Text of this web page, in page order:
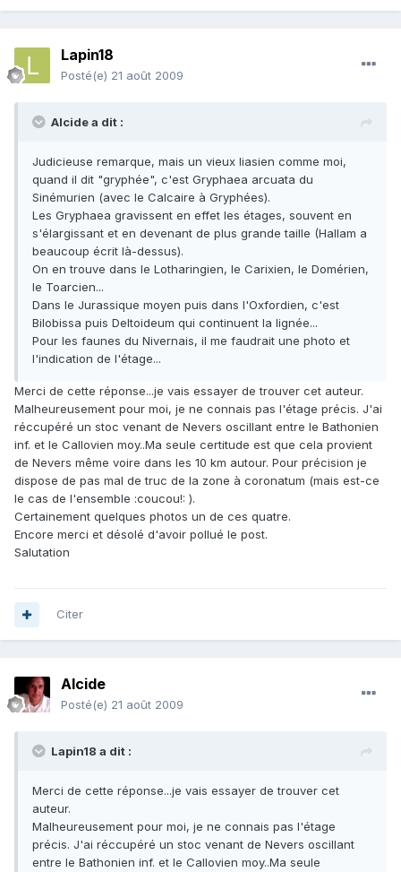
Lapin18
Posté(e) 21 août 2009
Alcide a dit :
Judicieuse remarque, mais un vieux liasien comme moi,
quand il dit "gryphée", c'est Gryphaea arcuata du
Sinémurien (avec le Calcaire à Gryphées).
Les Gryphaea gravissent en effet les étages, souvent en
s'élargissant et en devenant de plus grande taille (Hallam a
beaucoup écrit là-dessus).
On en trouve dans le Lotharingien, le Carixien, le Domérien,
le Toarcien...
Dans le Jurassique moyen puis dans l'Oxfordien, c'est
Bilobissa puis Deltoideum qui continuent la lignée...
Pour les faunes du Nivernais, il me faudrait une photo et
l'indication de l'étage...
Merci de cette réponse...je vais essayer de trouver cet auteur.
Malheureusement pour moi, je ne connais pas l'étage précis. J'ai
réccupéré un stoc venant de Nevers oscillant entre le Bathonien
inf. et le Callovien moy..Ma seule certitude est que cela provient
de Nevers même voire dans les 10 km autour. Pour précision je
dispose de pas mal de truc de la zone à coronatum (mais est-ce
le cas de l'ensemble :coucou!: ).
Certainement quelques photos un de ces quatre.
Encore merci et désolé d'avoir pollué le post.
Salutation
Citer
Alcide
Posté(e) 21 août 2009
Lapin18 a dit :
Merci de cette réponse...je vais essayer de trouver cet
auteur.
Malheureusement pour moi, je ne connais pas l'étage
précis. J'ai réccupéré un stoc venant de Nevers oscillant
entre le Bathonien inf. et le Callovien moy..Ma seule